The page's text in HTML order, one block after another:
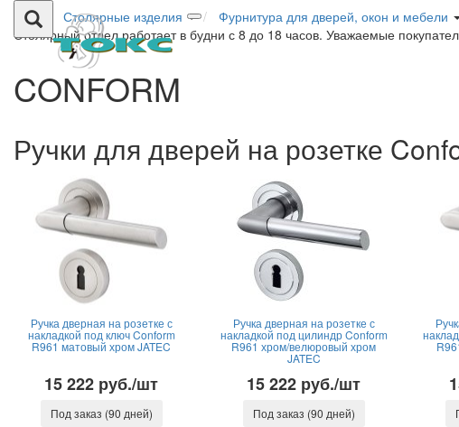
Столярные изделия Фурнитура для дверей, окон и мебели
Столярный отдел работает в будни с 8 до 18 часов. Уважаемые
CONFORM
Ручки для дверей на розетке
Ручка дверная на розетке с
накладкой под ключ Conform
R961 матовый хром JATEC
15 222 руб./шт
Под заказ (90 дней)
Ручка дверная на розетке с
накладкой под цилиндр Conform
R961 хром/велюровый хром
JATEC
15 222 руб./шт
Под заказ (90 дней)